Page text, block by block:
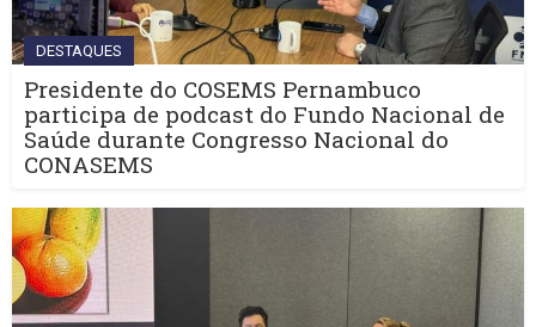
DESTAQUES
Presidente do COSEMS Pernambuco
participa de podcast do Fundo Nacional de
Saúde durante Congresso Nacional do
CONASEMS